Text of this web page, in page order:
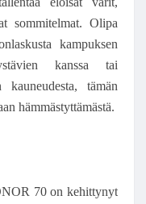
sommitelmat. Olipa
kampuksen
kanssa tai
kauneudesta, tämän
hämmästyttämästä.
70 on kehittynyt